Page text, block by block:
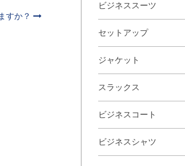
すか？
ビジネススーツ
セットアップ
ジャケット
スラックス
ビジネスコート
ビジネスシャツ